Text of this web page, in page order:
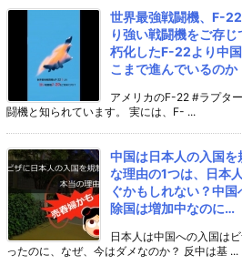
世界最強戦闘機、F-
り強い戦闘機をご存じ
朽化したF-22より中
こまで進んでいるのか
アメリカのF-22 #ラプタ
闘機と知られています。 実には、F- ...
中国は日本人の入国を
な理由の1つは、日本
ぐかもしれない？中
除国は増加中なのに…
日本人は中国への入国は
ったのに、なぜ、今はダメなのか？ 反中は基 ...